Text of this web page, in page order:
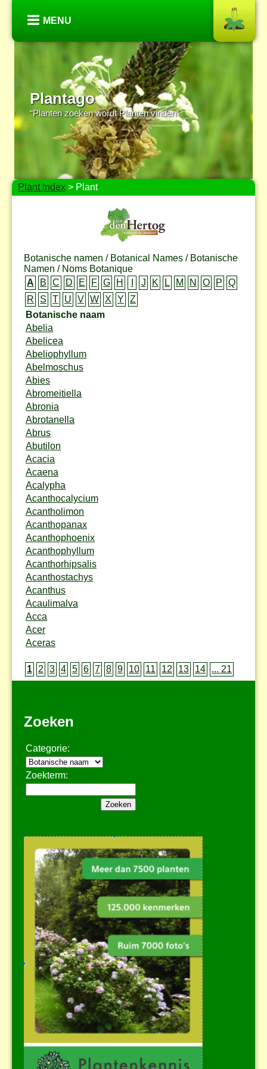
MENU
Plantago
“Planten zoeken wordt Planten vinden”
Plant Index > Plant
Botanische namen / Botanical Names / Botanische
Namen / Noms Botanique
A
B C D E F G H J K L M N O P
Q
R
S T U V W X Y
Z
Botanische naam
Abelia
Abelicea
Abeliophyllum
Abelmoschus
Abies
Abromeitiella
Abronia
Abrotanella
Abrus
Abutilon
Acacia
Acaena
Acalypha
Acanthocalycium
Acantholimon
Acanthopanax
Acanthophoenix
Acanthophyllum
Acanthorhipsalis
Acanthostachys
Acanthus
Acaulimalva
Acca
Acer
Aceras
1 2 3 4 5 6 7 8 9 10 11 12 13 14 ... 21
Zoeken
Categorie:
Zoekterm: